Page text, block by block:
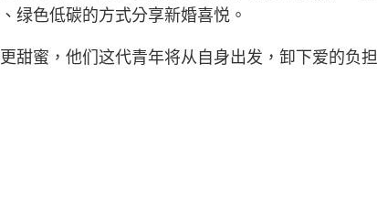
绿色低碳的方式分享新婚喜悦。
甜蜜，他们这代青年将从自身出发，卸下爱的负